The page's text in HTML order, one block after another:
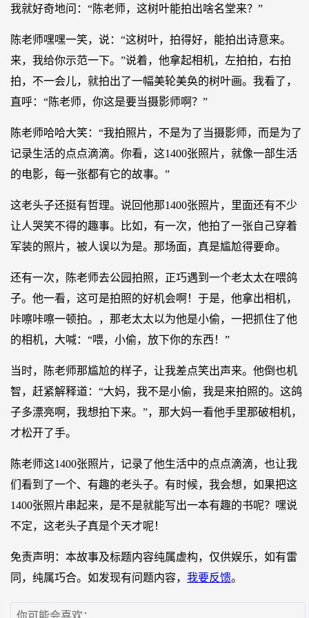
我就好奇地问：“陈老师，这树叶能拍出啥名堂来？”
陈老师嘿嘿一笑，说：“这树叶，拍得好，能拍出诗意来。
来，我给你示范一下。”说着，他拿起相机，左拍拍，右拍
拍，不一会儿，就拍出了一幅美轮美奂的树叶画。我看了，
直呼：“陈老师，你这是要当摄影师啊？”
陈老师哈哈大笑：“我拍照片，不是为了当摄影师，而是为了
记录生活的点点滴滴。你看，这1400张照片，就像一部生活
的电影，每一张都有它的故事。”
这老头子还挺有哲理。说回他那1400张照片，里面还有不少
让人哭笑不得的趣事。比如，有一次，他拍了一张自己穿着
军装的照片，被人误以为是。那场面，真是尴尬得要命。
还有一次，陈老师去公园拍照，正巧遇到一个老太太在喂鸽
子。他一看，这可是拍照的好机会啊！于是，他拿出相机，
咔嚓咔嚓一顿拍。，那老太太以为他是小偷，一把抓住了他
的相机，大喊：“喂，小偷，放下你的东西！”
当时，陈老师那尴尬的样子，让我差点笑出声来。他倒也机
智，赶紧解释道：“大妈，我不是小偷，我是来拍照的。这鸽
子多漂亮啊，我想拍下来。”，那大妈一看他手里那破相机，
才松开了手。
陈老师这1400张照片，记录了他生活中的点点滴滴，也让我
们看到了一个、有趣的老头子。有时候，我会想，如果把这
1400张照片串起来，是不是就能写出一本有趣的书呢？嘿说
不定，这老头子真是个天才呢！
免责声明：本故事及标题内容纯属虚构，仅供娱乐，如有雷
同，纯属巧合。如发现有问题内容， 我要反馈。
你可能会喜欢：